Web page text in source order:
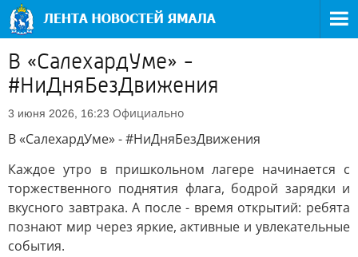
В «СалехардУме» -
#НиДняБезДвижения
3 июня 2026, 16:23 Официально
В «СалехардУме» - #НиДняБезДвижения
Каждое утро в пришкольном лагере начинается с
торжественного поднятия флага, бодрой зарядки и
вкусного завтрака. А после - время открытий: ребята
познают мир через яркие, активные и увлекательные
события.